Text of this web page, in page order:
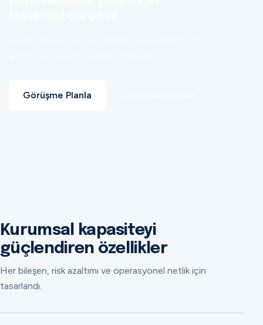
Görüşme Planla
Kurumsal kapasiteyi
güçlendiren özellikler
Her bileşen, risk azaltımı ve operasyonel netlik için
tasarlandı.